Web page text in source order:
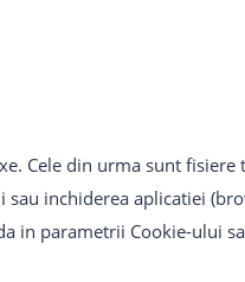
Cele din urma sunt fisiere
inchiderea aplicatiei
in parametrii Cookie-ului